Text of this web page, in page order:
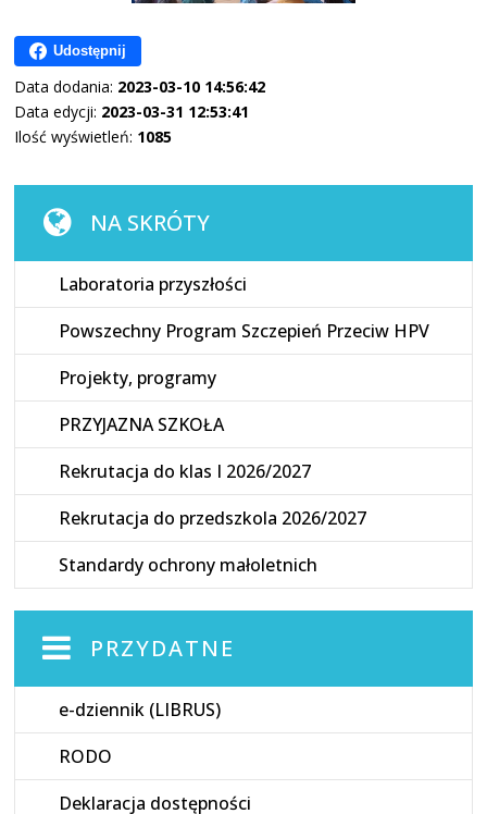
Udostępnij
Data dodania: 2023-03-10 14:56:42
Data edycji: 2023-03-31 12:53:41
Ilość wyświetleń: 1085
NA SKRÓTY
Laboratoria przyszłości
Powszechny Program Szczepień Przeciw HPV
Projekty, programy
PRZYJAZNA SZKOŁA
Rekrutacja do klas I 2026/2027
Rekrutacja do przedszkola 2026/2027
Standardy ochrony małoletnich
PRZYDATNE
e-dziennik (LIBRUS)
RODO
Deklaracja dostępności